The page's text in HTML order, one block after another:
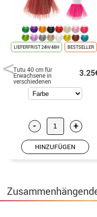
LIEFERFRIST 24H/48H BESTSELLER
Tutu 40 cm für
Erwachsene in
verschiedenen
Farben
- +
HINZUFÜGEN